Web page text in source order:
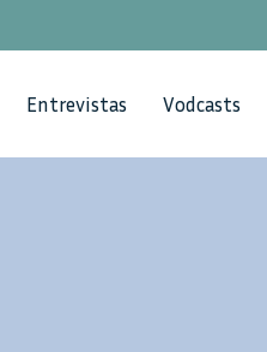
Entrevistas Vodcasts